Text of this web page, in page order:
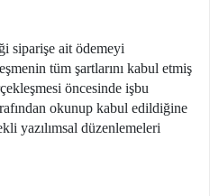
siparişe ait ödemeyi
tüm şartlarını kabul etmiş
öncesinde işbu
okunup kabul edildiğine
yazılımsal düzenlemeleri